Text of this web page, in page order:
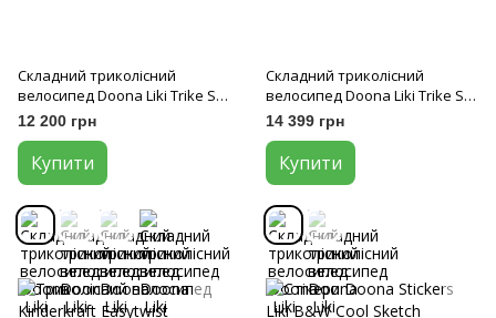
Складний триколісний
велосипед Doona Liki Trike S3
Flame Red
12 200 грн
Купити
Складний триколісний
велосипед Doona Liki Trike S5
Nitro Black
14 399 грн
Купити